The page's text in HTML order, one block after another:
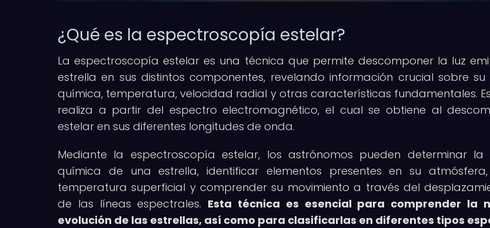
¿Qué es la espectroscopía estelar?
La espectroscopía estelar es una técnica que permite descomponer la luz
estrella en sus distintos componentes, revelando información crucial sobre su
química, temperatura, velocidad radial y otras características fundamentales.
realiza a partir del espectro electromagnético, el cual se obtiene al
estelar en sus diferentes longitudes de onda.
Mediante la espectroscopía estelar, los astrónomos pueden determinar la
química de una estrella, identificar elementos presentes en su
temperatura superficial y comprender su movimiento a través del
de las líneas espectrales. Esta técnica es esencial para comprender la
evolución de las estrellas, así como para clasificarlas en diferentes tipos